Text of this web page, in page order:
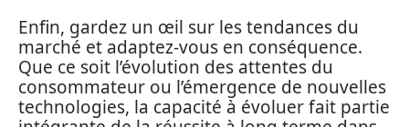
Enfin, gardez un œil sur les tendances du
marché et adaptez-vous en conséquence.
Que ce soit l’évolution des attentes du
consommateur ou l’émergence de nouvelles
technologies, la capacité à évoluer fait partie